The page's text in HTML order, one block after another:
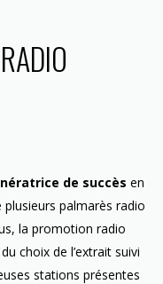
de succès en
palmarès radio
la promotion radio
du choix de l’extrait suivi
stations présentes